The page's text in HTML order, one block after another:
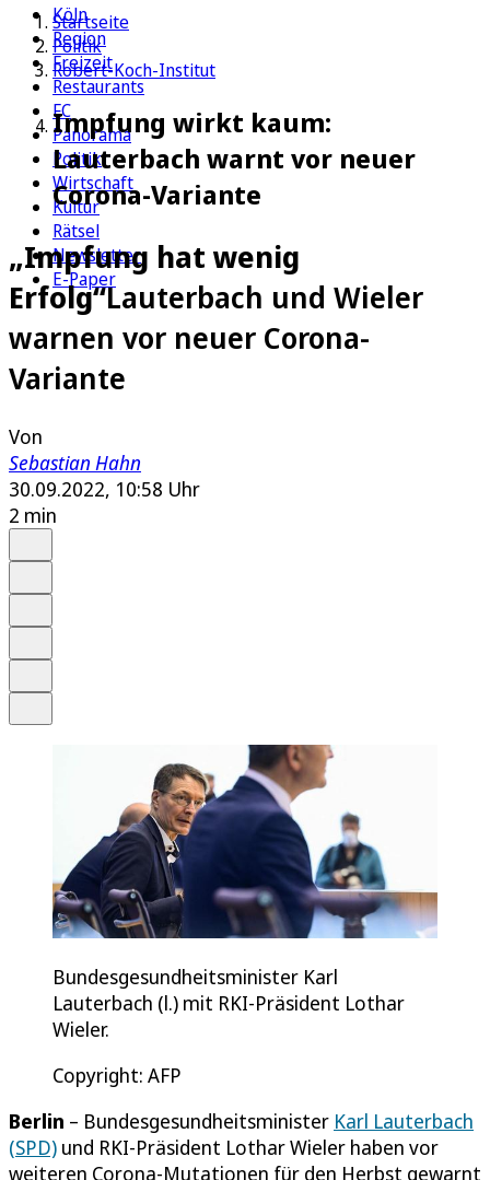
Köln
Region
Freizeit
Restaurants
FC
Panorama
Politik
Wirtschaft
Kultur
Rätsel
Newsletter
E-Paper
Startseite
Politik
Robert-Koch-Institut
Impfung wirkt kaum:
Lauterbach warnt vor neuer
Corona-Variante
„Impfung hat wenig
Erfolg“Lauterbach und Wieler
warnen vor neuer Corona-
Variante
Von
Sebastian Hahn
30.09.2022, 10:58 Uhr
2 min
Bundesgesundheitsminister Karl
Lauterbach (l.) mit RKI-Präsident Lothar
Wieler.
Copyright: AFP
Berlin – Bundesgesundheitsminister Karl Lauterbach
(SPD) und RKI-Präsident Lothar Wieler haben vor
weiteren Corona-Mutationen für den Herbst gewarnt